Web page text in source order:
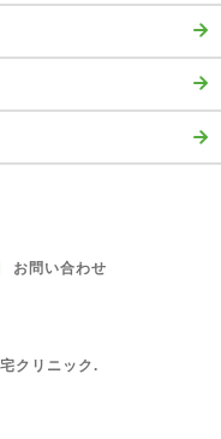
お問い合わせ
クリニック.